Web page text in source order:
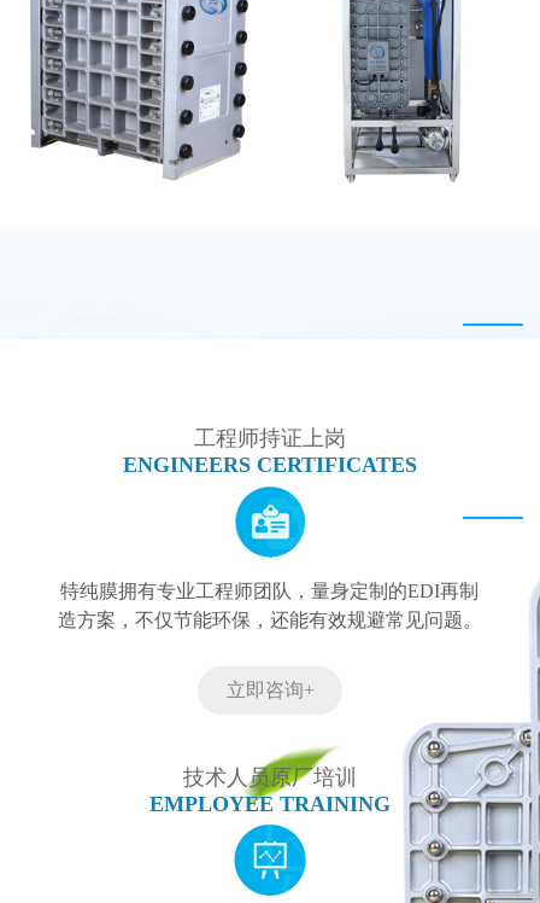
工程师持证上岗
ENGINEERS CERTIFICATES
特纯膜拥有专业工程师团队，量身定制的EDI再制
造方案，不仅节能环保，还能有效规避常见问题。
立即咨询+
技术人员原厂培训
EMPLOYEE TRAINING